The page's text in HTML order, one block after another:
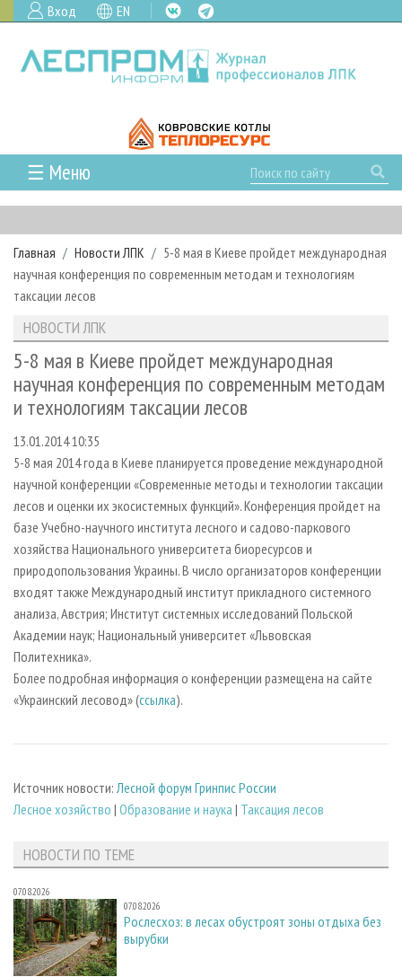
Вход EN
☰ Меню
ГЛАВНАЯ
РУБРИКИ И ТЕМЫ
РУБРИКИ ЖУРНАЛА
ЛЕСНОЕ ХОЗЯЙСТВО
ЛЕСОЗАГОТОВКА
ЛЕСОПИЛЕНИЕ
ДЕРЕВООБРАБОТКА
СУШКА ДРЕВЕСИНЫ
ПРОИЗВОДСТВО ДРЕВЕСНЫХ ПЛИТ
ДЕРЕВЯННОЕ ДОМОСТРОЕНИЕ
ПРОИЗВОДСТВО МЕБЕЛИ
БИОЭНЕРГЕТИКА
ЦБП
ИНСТРУМЕНТ И МАТЕРИАЛЫ
НОВОСТИ
КАЛЕНДАРЬ СОБЫТИЙ
НОВОСТИ ЛПК
НОВОСТИ ЖУРНАЛА
НОВОСТИ КОМПАНИЙ
ПРОЕКТЫ ЛПИ
АНАЛИТИКА
ПРЕДПРИЯТИЯ ЛПК
ЛЕСНЫЕ РЕГИОНЫ РОССИИ
ПЕРСОНЫ
МОБИЛЬНЫЕ ВЫСТАВКИ
ОФИЦИАЛЬНЫЕ ДЕЛЕГАЦИИ
ПРИОРИТЕТНЫЕ ИНВЕСТПРОЕКТЫ
RUSSIAN FORESTRY REVIEW
ГАЗЕТА ЛЕСПРОМФОРУМ
БИБЛИОТЕКА СПЕЦИАЛИСТА
АРХИВ
АРХИВ ЖУРНАЛОВ
СТАТЬИ
О ЖУРНАЛЕ
ПОДПИСКА
КОНТАКТЫ
РЕКЛАМОДАТЕЛЯМ
РЕКЛАМА
РЕКЛАМА НА САЙТЕ
Главная Новости ЛПК
5-8 мая в Киеве пройдет международная
научная конференция по современным методам и технологиям
таксации лесов
НОВОСТИ ЛПК
5-8 мая в Киеве пройдет международная
научная конференция по современным методам
и технологиям таксации лесов
13.01.2014 10:35
5-8 мая 2014 года в Киеве планируется проведение международной
научной конференции «Современные методы и технологии таксации
лесов и оценки их экосистемных функций». Конференция пройдет на
базе Учебно-научного института лесного и садово-паркового
хозяйства Национального университета биоресурсов и
природопользования Украины. В число организаторов конференции
входят также Международный институт прикладного системного
анализа, Австрия; Институт системных исследований Польской
Академии наук; Национальный университет «Львовская
Политехника».
Более подробная информация о конференции размещена на сайте
«Украинский лесовод» (ссылка).
Источник новости:Лесной форум Гринпис России
Лесное хозяйство | Образование и наука | Таксация лесов
НОВОСТИ ПО ТЕМЕ
07.08.2026
07.08.2026
Рослесхоз: в лесах обустроят зоны отдыха без
вырубки